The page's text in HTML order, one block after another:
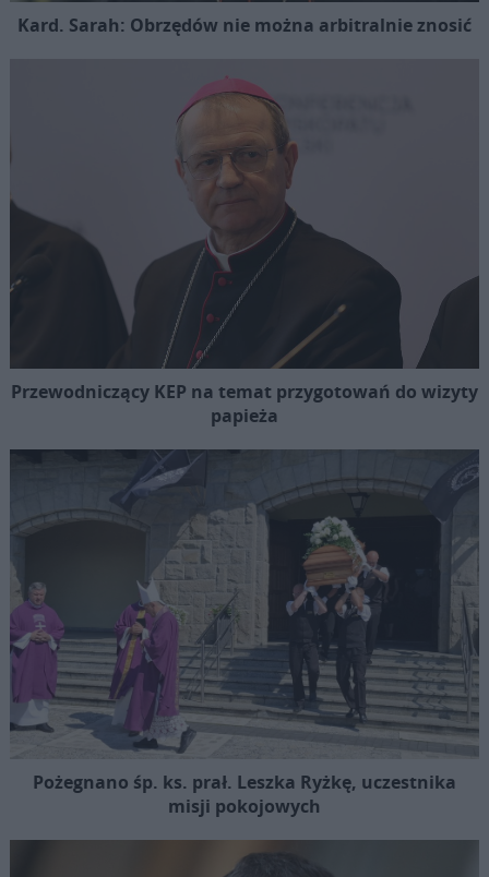
Kard. Sarah: Obrzędów nie można arbitralnie znosić
Przewodniczący KEP na temat przygotowań do wizyty
papieża
Pożegnano śp. ks. prał. Leszka Ryżkę, uczestnika
misji pokojowych